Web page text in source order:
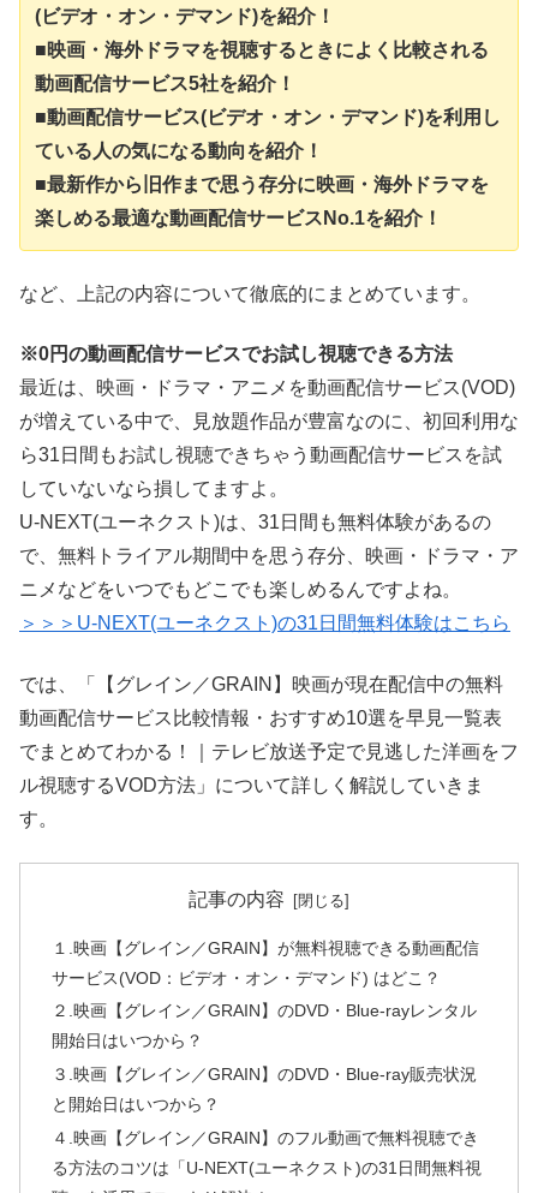
(ビデオ・オン・デマンド)を紹介！
■映画・海外ドラマを視聴するときによく比較される
動画配信サービス5社を紹介！
■動画配信サービス(ビデオ・オン・デマンド)を利用し
ている人の気になる動向を紹介！
■最新作から旧作まで思う存分に映画・海外ドラマを
楽しめる最適な動画配信サービスNo.1を紹介！
など、上記の内容について徹底的にまとめています。
※0円の動画配信サービスでお試し視聴できる方法
最近は、映画・ドラマ・アニメを動画配信サービス(VOD)
が増えている中で、見放題作品が豊富なのに、初回利用な
ら31日間もお試し視聴できちゃう動画配信サービスを試
していないなら損してますよ。
U-NEXT(ユーネクスト)は、31日間も無料体験があるの
で、無料トライアル期間中を思う存分、映画・ドラマ・ア
ニメなどをいつでもどこでも楽しめるんですよね。
＞＞＞U-NEXT(ユーネクスト)の31日間無料体験はこちら
では、「【グレイン／GRAIN】映画が現在配信中の無料
動画配信サービス比較情報・おすすめ10選を早見一覧表
でまとめてわかる！｜テレビ放送予定で見逃した洋画をフ
ル視聴するVOD方法」について詳しく解説していきま
す。
記事の内容
１.映画【グレイン／GRAIN】が無料視聴できる動画配信
サービス(VOD：ビデオ・オン・デマンド) はどこ？
２.映画【グレイン／GRAIN】のDVD・Blue-rayレンタル
開始日はいつから？
３.映画【グレイン／GRAIN】のDVD・Blue-ray販売状況
と開始日はいつから？
４.映画【グレイン／GRAIN】のフル動画で無料視聴でき
る方法のコツは「U-NEXT(ユーネクスト)の31日間無料視